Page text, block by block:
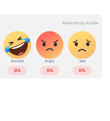
മനുവിനെതിരെ